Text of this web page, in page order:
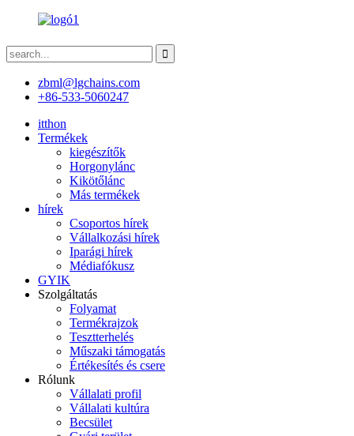
zbml@lgchains.com
+86-533-5060247
itthon
Termékek
kiegészítők
Horgonylánc
Kikötőlánc
Más termékek
hírek
Csoportos hírek
Vállalkozási hírek
Iparági hírek
Médiafókusz
GYIK
Szolgáltatás
Folyamat
Termékrajzok
Tesztterhelés
Műszaki támogatás
Értékesítés és csere
Rólunk
Vállalati profil
Vállalati kultúra
Becsület